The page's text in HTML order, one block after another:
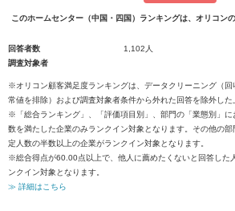
このホームセンター（中国・四国）ランキングは、オリコン
回答者数
1,102人
調査対象者
※オリコン顧客満足度ランキングは、データクリーニング（
常値を排除）および調査対象者条件から外れた回答を除外した
※「総合ランキング」、「評価項目別」、部門の「業態別」に
数を満たした企業のみランクイン対象となります。その他の
定人数の半数以上の企業がランクイン対象となります。
※総合得点が60.00点以上で、他人に薦めたくないと回答した
ンクイン対象となります。
≫ 詳細はこちら